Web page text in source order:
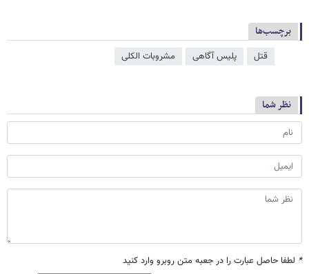
برچسب‌ها
قتل پلیس آگاهی مشروبات الکلی
نظر شما
* لطفا حاصل عبارت را در جعبه متن روبرو وارد کنید